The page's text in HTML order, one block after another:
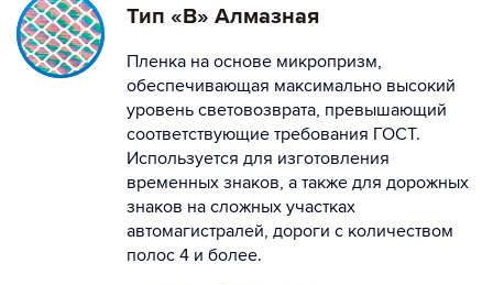
Тип «В» Алмазная
Пленка на основе микропризм,
обеспечивающая максимально высокий
уровень световозврата, превышающий
соответствующие требования ГОСТ.
Используется для изготовления
временных знаков, а также для дорожных
знаков на сложных участках
автомагистралей, дороги с количеством
полос 4 и более.